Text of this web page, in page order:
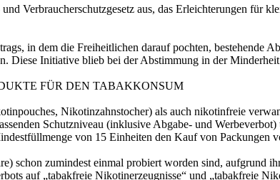
Verbraucherschutzgesetz aus, das Erleichterungen für
in dem die Freiheitlichen darauf pochten,
Diese Initiative blieb bei der Abstimmung in der
FÜR DEN TABAKKONSUM
Nikotinzahnstocher) als auch nikotinfreie
Schutzniveau (inklusive Abgabe- und
von 15 Einheiten den Kauf von Packungen
schon zumindest einmal probiert worden sind, aufgrund
auf „tabakfreie Nikotinerzeugnisse“ und „tabakfreie